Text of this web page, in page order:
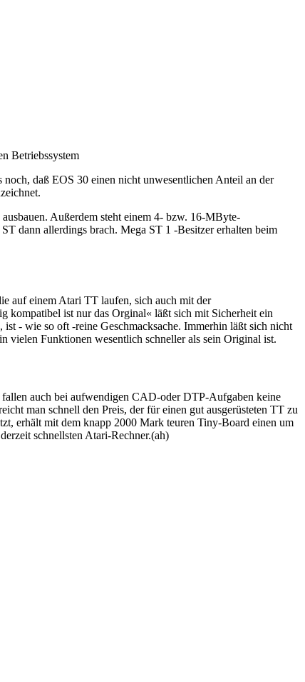
Betriebssystem
daß EOS 30 einen nicht unwesentlichen Anteil an der
Außerdem steht einem 4- bzw. 16-MByte-
dann allerdings brach. Mega ST 1 -Besitzer erhalten beim
auf einem Atari TT laufen, sich auch mit der
kompatibel ist nur das Orginal« läßt sich mit Sicherheit ein
- wie so oft -reine Geschmacksache. Immerhin läßt sich nicht
vielen Funktionen wesentlich schneller als sein Original ist.
auch bei aufwendigen CAD-oder DTP-Aufgaben keine
man schnell den Preis, der für einen gut ausgerüsteten TT zu
erhält mit dem knapp 2000 Mark teuren Tiny-Board einen um
schnellsten Atari-Rechner.(ah)